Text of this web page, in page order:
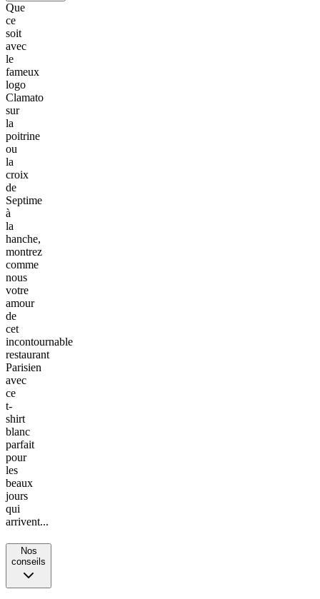
Que
ce
soit
avec
le
fameux
logo
Clamato
sur
la
poitrine
ou
la
croix
de
Septime
à
la
hanche,
montrez
comme
nous
votre
amour
de
cet
incontournable
restaurant
Parisien
avec
ce
t-
shirt
blanc
parfait
pour
les
beaux
jours
qui
arrivent...
Nos
conseils